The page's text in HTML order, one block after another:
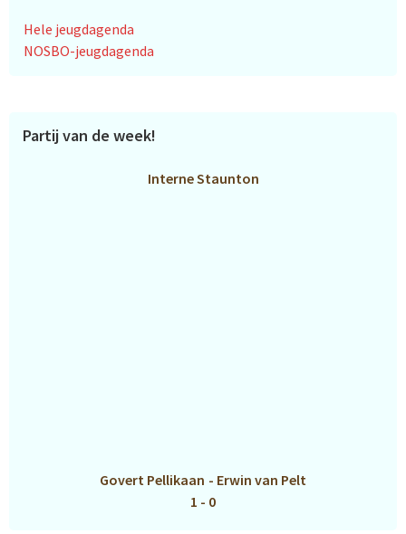
Hele jeugdagenda
NOSBO-jeugdagenda
Partij van de week!
Interne Staunton
Govert Pellikaan - Erwin van Pelt
1 - 0